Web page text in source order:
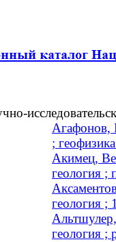
Агафонов,
;
Акимец,
геология ;
геология
геология ;